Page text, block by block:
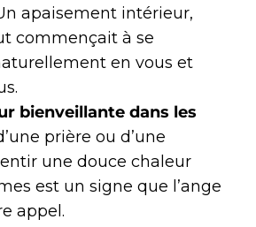
apaisement intérieur,
commençait à se
en vous et
bienveillante dans les
prière ou d’une
une douce chaleur
est un signe que l’ange
appel.